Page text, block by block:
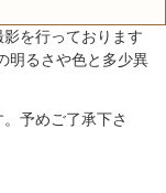
を行っております
明るさや色と多少異
予めご了承下さ